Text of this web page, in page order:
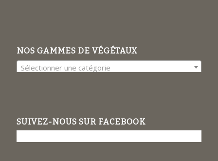
NOS GAMMES DE VÉGÉTAUX
Sélectionner une catégorie
SUIVEZ-NOUS SUR FACEBOOK